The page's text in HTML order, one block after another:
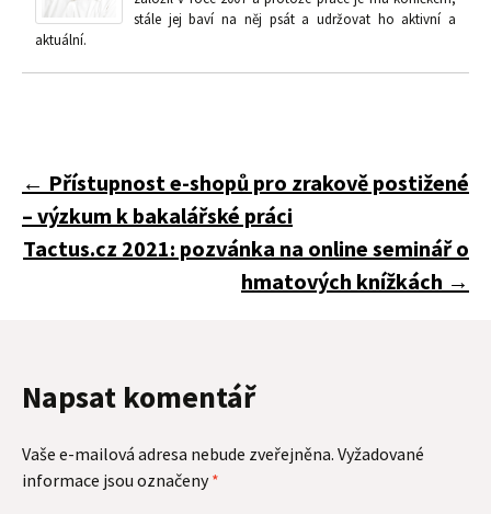
stále jej baví na něj psát a udržovat ho aktivní a
aktuální.
Navigace
pro
← Přístupnost e-shopů pro zrakově postižené
– výzkum k bakalářské práci
Tactus.cz 2021: pozvánka na online seminář o
hmatových knížkách →
Napsat komentář
Vaše e-mailová adresa nebude zveřejněna. Vyžadované
informace jsou označeny*